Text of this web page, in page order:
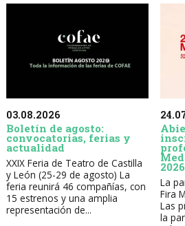
03.08.2026
Boletín de agosto:
convocatorias, ferias y
actualidad
XXIX Feria de Teatro de Castilla
y León (25-29 de agosto) La
feria reunirá 46 compañías, con
15 estrenos y una amplia
representación de...
2026
La
Fira
Las
la